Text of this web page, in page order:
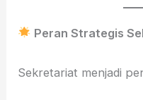
Peran Strategis
Sekretariat menjadi